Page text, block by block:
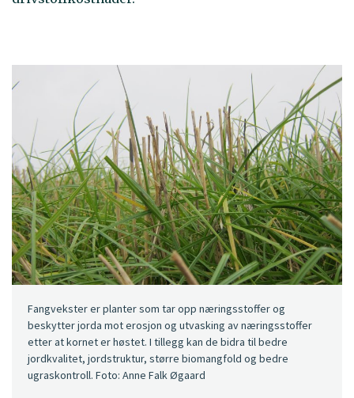
Fangvekster er planter som tar opp næringsstoffer og
beskytter jorda mot erosjon og utvasking av næringsstoffer
etter at kornet er høstet. I tillegg kan de bidra til bedre
jordkvalitet, jordstruktur, større biomangfold og bedre
ugraskontroll. Foto: Anne Falk Øgaard